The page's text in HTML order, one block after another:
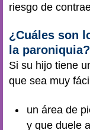
riesgo de
¿Cuáles son
la paroniquia?
Si su hijo tiene
que sea muy
un área de
y que duele